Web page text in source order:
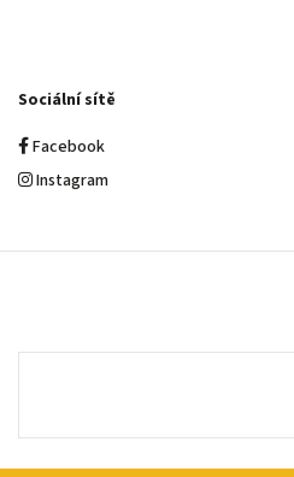
Sociální sítě
Facebook
Instagram